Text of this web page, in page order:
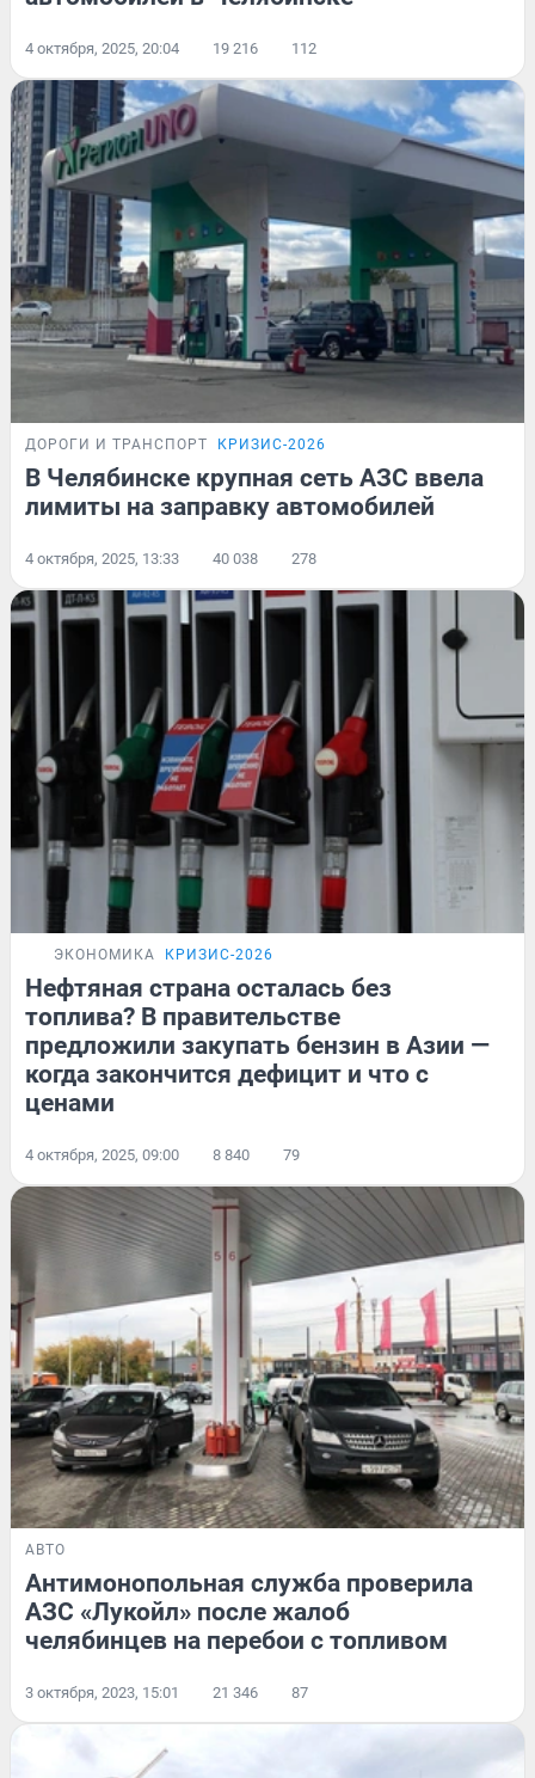
4 октября, 2025, 20:04 19 216 112
ДОРОГИ И ТРАНСПОРТ КРИЗИС-2026
В Челябинске крупная сеть АЗС ввела
лимиты на заправку автомобилей
4 октября, 2025, 13:33 40 038 278
ЭКОНОМИКА КРИЗИС-2026
Нефтяная страна осталась без
топлива? В правительстве
предложили закупать бензин в Азии —
когда закончится дефицит и что с
ценами
4 октября, 2025, 09:00 8 840 79
АВТО
Антимонопольная служба проверила
АЗС «Лукойл» после жалоб
челябинцев на перебои с топливом
3 октября, 2023, 15:01 21 346 87